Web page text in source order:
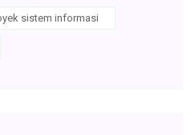
sistem informasi